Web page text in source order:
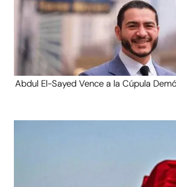
Abdul El-Sayed Vence a la Cúpula